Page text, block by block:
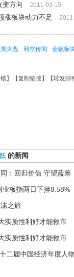
变方向 2011-03-15
涨板块动力不足
大盘 利空传闻 金融板
】【复制链接】【转发邮
的新闻
：回归价值 守望蓝筹
板指两日下挫8.58%
之旅
实质性利好才能救市
实质性利好才能救市
二届中国经济年度人